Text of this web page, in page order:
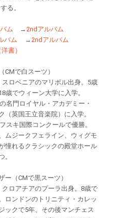
る。
ム → 2ndアルバム
バム → 2ndアルバム
書）
CMで白スーツ）
ロベニアのマリボル出身。5歳
歳でウィーン大学に入学。
名門ロイヤル・アカデミー・
（英国王立音楽院）に入学。
スキ国際コンクールで優勝。
ムジークフェライン、ウィグモ
憧れるクラシックの殿堂ホール
。
ー（CMで黒スーツ）
ロアチアのプーラ出身。8歳で
ロンドンのトリニティ・カレッ
ックで5年、その後マンチェス